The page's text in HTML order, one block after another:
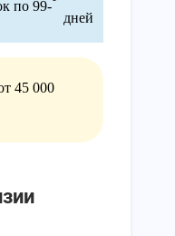
по 99-
дней
45 000